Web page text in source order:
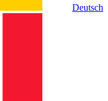
Deutsch